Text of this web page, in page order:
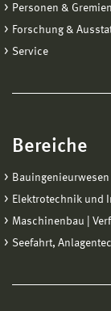
Personen & Gremien
Forschung &
Service
Bereiche
Bauingenieurwesen
Elektrotechnik und
Maschinenbau |
Seefahrt,